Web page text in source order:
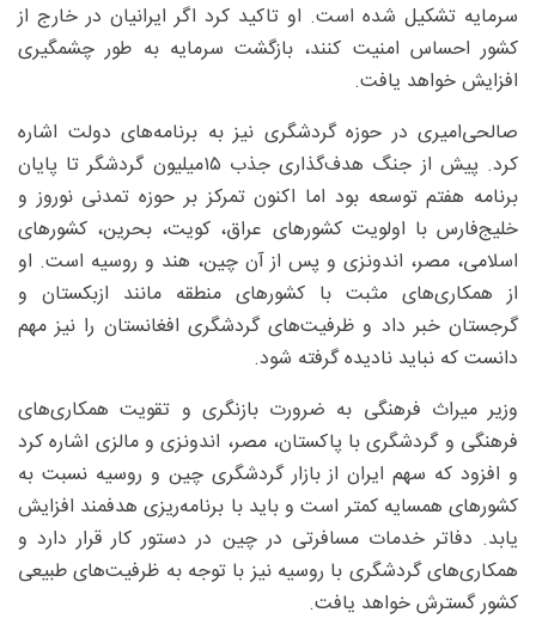
سرمایه تشکیل شده است. او تاکید کرد اگر ایرانیان در خارج از
کشور احساس امنیت کنند، بازگشت سرمایه به طور چشمگیری
افزایش خواهد یافت.
صالحی‌امیری در حوزه گردشگری نیز به برنامه‌های دولت اشاره
کرد. پیش از جنگ هدف‌گذاری جذب ۱۵‌میلیون گردشگر تا پایان
برنامه هفتم توسعه بود اما اکنون تمرکز بر حوزه تمدنی نوروز و
خلیج‌فارس با اولویت کشورهای عراق، کویت، بحرین، کشورهای
اسلامی، مصر، اندونزی و پس از آن چین، هند و روسیه است. او
از همکاری‌های مثبت با کشورهای منطقه مانند ازبکستان و
گرجستان خبر داد و ظرفیت‌های گردشگری افغانستان را نیز مهم
دانست که نباید نادیده گرفته شود.
وزیر میراث فرهنگی به ضرورت بازنگری و تقویت همکاری‌های
فرهنگی و گردشگری با پاکستان، مصر، اندونزی و مالزی اشاره کرد
و افزود که سهم ایران از بازار گردشگری چین و روسیه نسبت به
کشورهای همسایه کمتر است و باید با برنامه‌ریزی هدفمند افزایش
یابد. دفاتر خدمات مسافرتی در چین در دستور کار قرار دارد و
همکاری‌های گردشگری با روسیه نیز با توجه به ظرفیت‌های طبیعی
کشور گسترش خواهد یافت.